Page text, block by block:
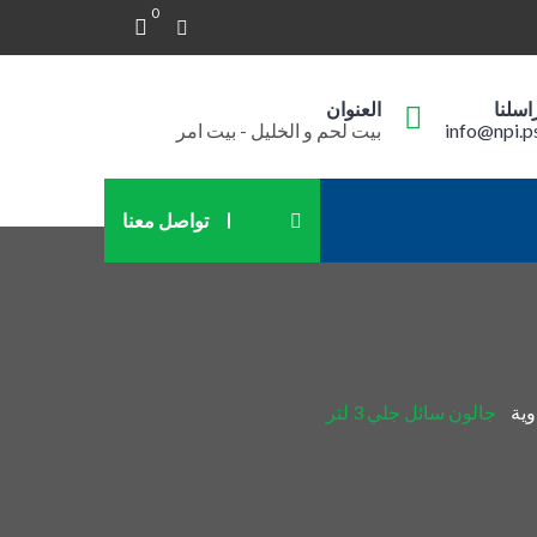
0
العنوان
بيت لحم و الخليل - بيت امر
تواصل معنا
جالون سائل جلي 3 لتر